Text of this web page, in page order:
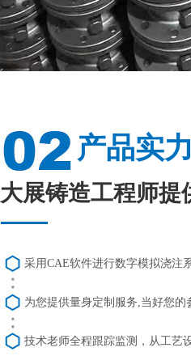
产品实力
大展铸造工程师提
采用CAE软件进行数字模拟浇注
为您提供量身定制服务,当好您的
技术老师全程跟踪监测，从工艺